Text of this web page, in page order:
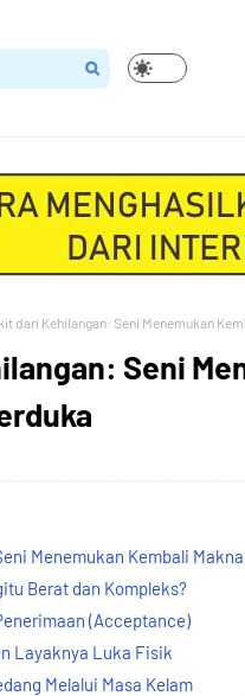
dari Kehilangan: Seni Menemukan
Seni
Menemukan Kembali
Berat dan Kompleks?
(Acceptance)
Layaknya Luka Fisik
Melalui Masa Kelam